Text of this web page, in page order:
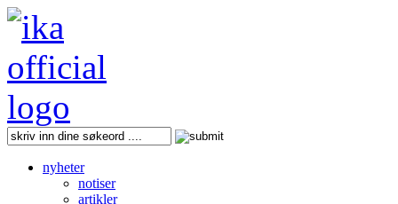
nyheter
notiser
artikler